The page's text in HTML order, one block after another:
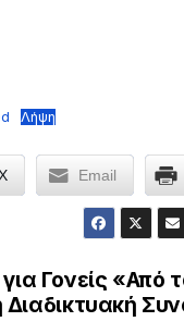
Λήψη
Email
Γονείς «Από
Διαδικτυακή